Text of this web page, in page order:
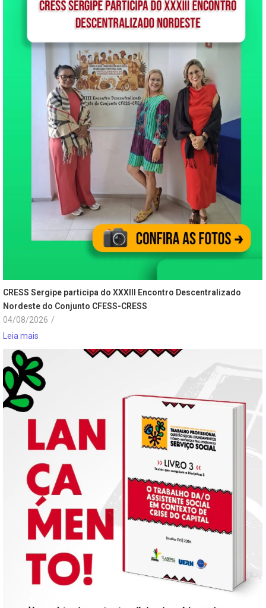
CRESS Sergipe participa do XXXIII Encontro Descentralizado
Nordeste do Conjunto CFESS-CRESS
04/08/2026 /
Leia mais